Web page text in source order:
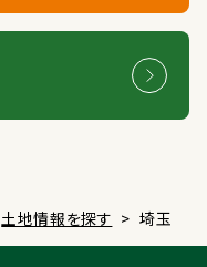
土地情報を探す > 埼玉